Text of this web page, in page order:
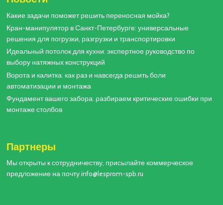
Какие задачи поможет решить переносная мойка?
Кран-манипулятор в Санкт-Петербурге: универсальные
решения для погрузки, разгрузки и транспортировки
Идеальный потолок для кухни: экспертное руководство по
выбору натяжных конструкций
Ворота и калитка: как раз и навсегда решить боли
автоматизации и монтажа
Фундамент вашего забора: разбираем критические ошибки при
монтаже столбов
Партнеры
Мы открыты к сотрудничеству, присылайте коммерческое
предложение на почту info@lesprom-spb.ru